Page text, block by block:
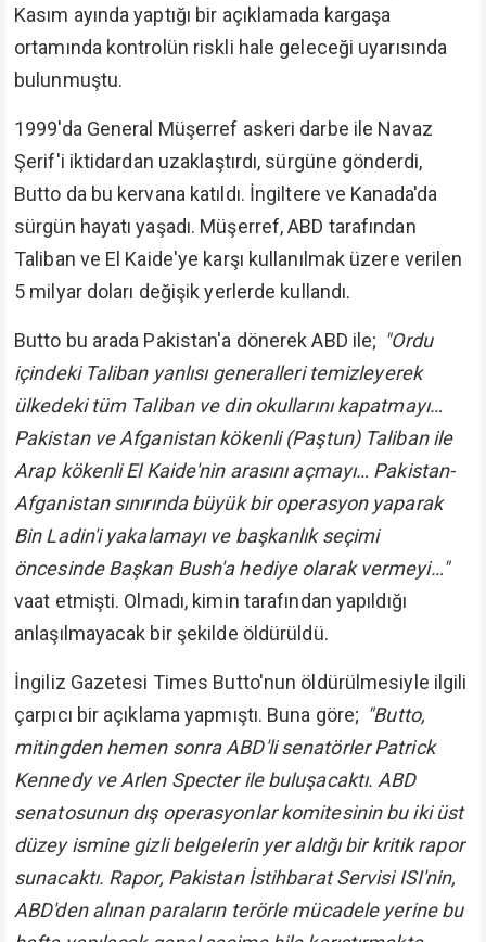
Kasım ayında yaptığı bir açıklamada kargaşa
ortamında kontrolün riskli hale geleceği uyarısında
bulunmuştu.
1999'da General Müşerref askeri darbe ile Navaz
Şerif'i iktidardan uzaklaştırdı, sürgüne gönderdi,
Butto da bu kervana katıldı. İngiltere ve Kanada'da
sürgün hayatı yaşadı. Müşerref, ABD tarafından
Taliban ve El Kaide'ye karşı kullanılmak üzere verilen
5 milyar doları değişik yerlerde kullandı.
Butto bu arada Pakistan'a dönerek ABD ile; "Ordu
içindeki Taliban yanlısı generalleri temizleyerek
ülkedeki tüm Taliban ve din okullarını kapatmayı…
Pakistan ve Afganistan kökenli (Paştun) Taliban ile
Arap kökenli El Kaide'nin arasını açmayı… Pakistan-
Afganistan sınırında büyük bir operasyon yaparak
Bin Ladin'i yakalamayı ve başkanlık seçimi
öncesinde Başkan Bush'a hediye olarak vermeyi…"
vaat etmişti. Olmadı, kimin tarafından yapıldığı
anlaşılmayacak bir şekilde öldürüldü.
İngiliz Gazetesi Times Butto'nun öldürülmesiyle ilgili
çarpıcı bir açıklama yapmıştı. Buna göre; "Butto,
mitingden hemen sonra ABD'li senatörler Patrick
Kennedy ve Arlen Specter ile buluşacaktı. ABD
senatosunun dış operasyonlar komitesinin bu iki üst
düzey ismine gizli belgelerin yer aldığı bir kritik rapor
sunacaktı. Rapor, Pakistan İstihbarat Servisi ISI'nin,
ABD'den alınan paraların terörle mücadele yerine bu